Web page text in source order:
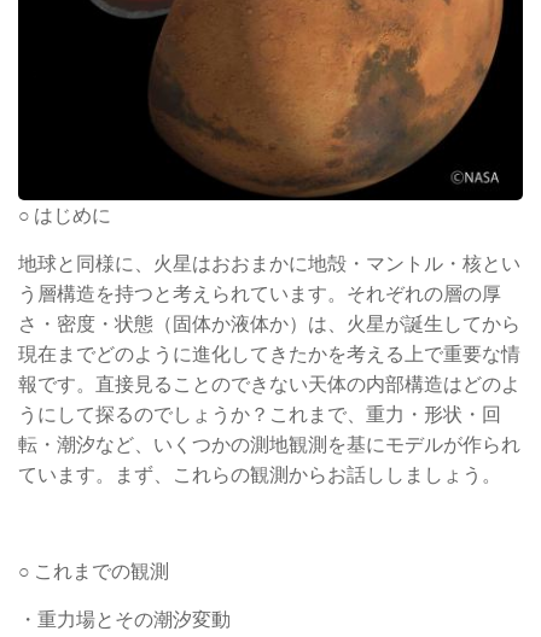
○ はじめに
地球と同様に、火星はおおまかに地殻・マントル・核とい
う層構造を持つと考えられています。それぞれの層の厚
さ・密度・状態（固体か液体か）は、火星が誕生してから
現在までどのように進化してきたかを考える上で重要な情
報です。直接見ることのできない天体の内部構造はどのよ
うにして探るのでしょうか？これまで、重力・形状・回
転・潮汐など、いくつかの測地観測を基にモデルが作られ
ています。まず、これらの観測からお話ししましょう。
○ これまでの観測
・重力場とその潮汐変動